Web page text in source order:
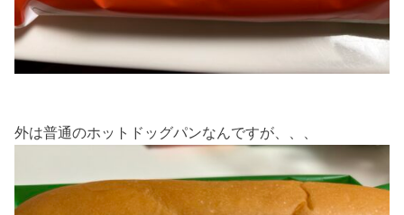
外は普通のホットドッグパンなんですが、、、